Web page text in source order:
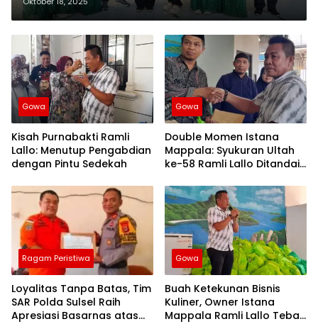
Makassar 2025
Gowa
Kisah Purnabakti Ramli
Lallo: Menutup Pengabdian
dengan Pintu Sedekah
Gowa
Double Momen Istana
Mappala: Syukuran Ultah
ke-58 Ramli Lallo Ditandai
Ibadah
Ragam Peristiwa
Loyalitas Tanpa Batas, Tim
SAR Polda Sulsel Raih
Apresiasi Basarnas atas
Gowa
Buah Ketekunan Bisnis
Kuliner, Owner Istana
Mappala Ramli Lallo Tebar